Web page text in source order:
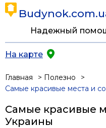
Надежный
На карте
Главная
Полезно
Самые красивые места и
Самые красивые
Украины